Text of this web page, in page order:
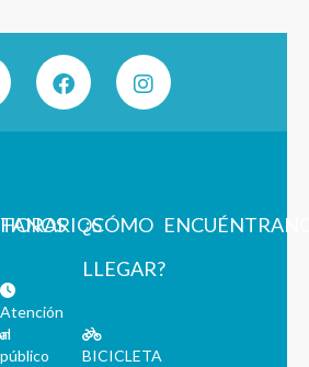
HORARIOS
Atención
al
público
¿CÓMO
LLEGAR?
BICICLETA